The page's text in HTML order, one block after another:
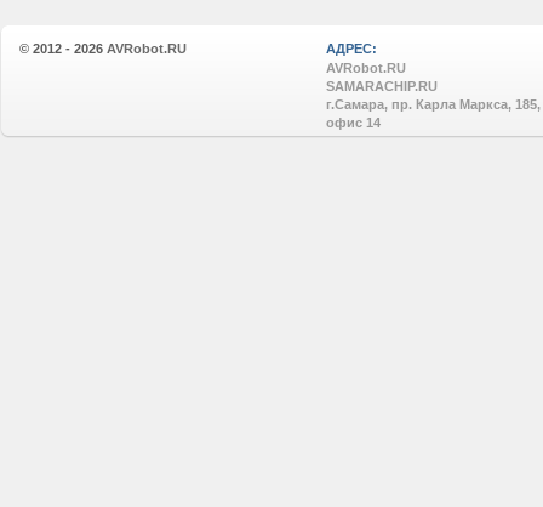
© 2012 - 2026 AVRobot.RU
АДРЕС:
AVRobot.RU
SAMARACHIP.RU
г.Самара, пр. Карла Маркса, 185,
офис 14